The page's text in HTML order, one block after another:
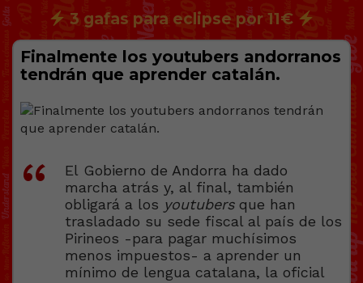
3 gafas para eclipse por 11€
Finalmente los youtubers andorranos
tendrán que aprender catalán.
El Gobierno de Andorra ha dado
marcha atrás y, al final, también
obligará a los youtubers que han
trasladado su sede fiscal al país de los
Pirineos -para pagar muchísimos
menos impuestos- a aprender un
mínimo de lengua catalana, la oficial